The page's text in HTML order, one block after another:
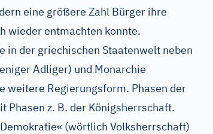
eine größere Zahl Bürger ihre
wieder entmachten konnte.
in der griechischen Staatenwelt neben
Adliger) und Monarchie
weitere Regierungsform. Phasen der
Phasen z. B. der Königsherrschaft.
(wörtlich Volksherrschaft)